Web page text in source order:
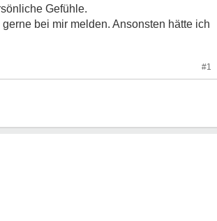
Gefühle.
bei mir melden. Ansonsten hätte ich
#1